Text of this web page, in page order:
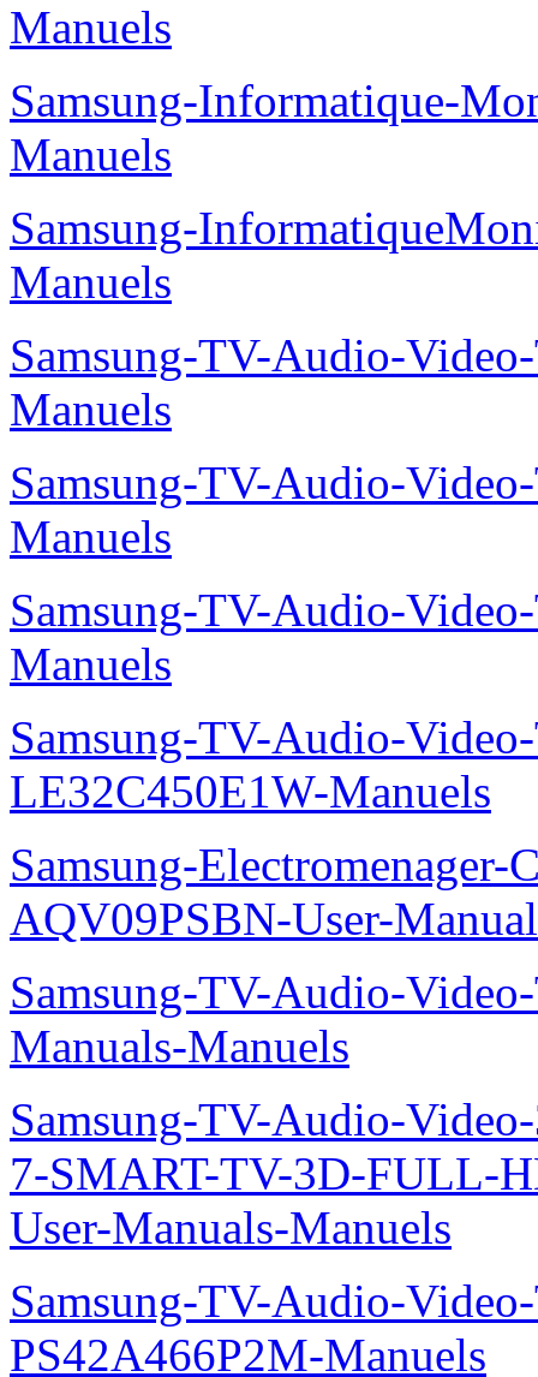
Manuels
Samsung-Informatique-
Manuels
Samsung-
Manuels
Samsung-TV-Audio-
Manuels
Samsung-TV-Audio-
Manuels
Samsung-TV-Audio-
Manuels
Samsung-TV-Audio-
LE32C450E1W-Manuels
Samsung-
AQV09PSBN-User-
Samsung-TV-Audio-
Manuals-Manuels
Samsung-TV-Audio-
7-SMART-TV-3D-FULL-
User-Manuals-Manuels
Samsung-TV-Audio-
PS42A466P2M-Manuels